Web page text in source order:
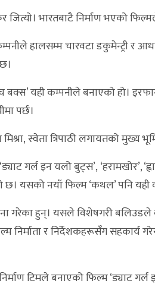
जित्यो। भारतबाटै निर्माण भएको
हालसम्म चारवटा डकुमेन्ट्री र
बक्स’ यही कम्पनीले बनाएको हो।
पर्छ।
स्वेता त्रिपाठी लगायतको मुख्य
गर्ल इन यलो बुट्स’, ‘हरामखोर’,
छ। यसको नयाँ फिल्म ‘कथल’ पनि
गरेका हुन्। यसले विशेषगरी
र निर्देशकहरूसँग सहकार्य
टिमले बनाएको फिल्म ‘ड्याट